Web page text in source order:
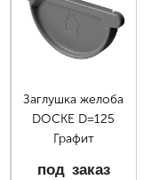
Заглушка желоба
DOCKE D=125
Графит
под заказ